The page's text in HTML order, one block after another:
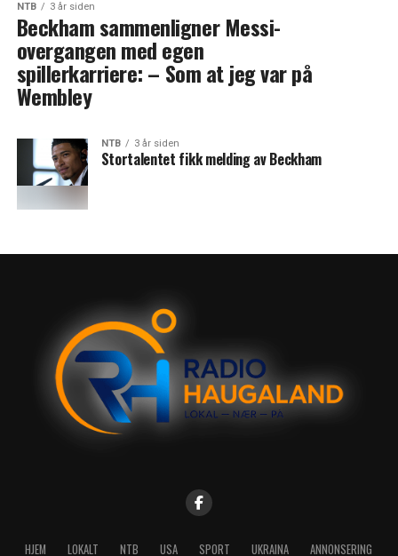
NTB 3 år siden
Beckham sammenligner Messi-
overgangen med egen
spillerkarriere: – Som at jeg var på
Wembley
NTB 3 år siden
Stortalentet fikk melding av Beckham
HJEM LOKALT NTB USA SPORT UKRAINA ANNONSERING